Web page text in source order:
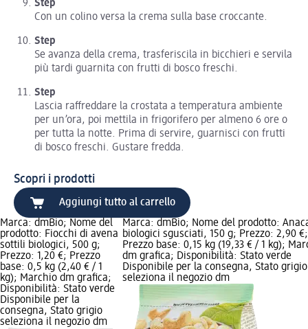
Step
Con un colino versa la crema sulla base croccante.
Step
Se avanza della crema, trasferiscila in bicchieri e servila
più tardi guarnita con frutti di bosco freschi.
Step
Lascia raffreddare la crostata a temperatura ambiente
per un’ora, poi mettila in frigorifero per almeno 6 ore o
per tutta la notte. Prima di servire, guarnisci con frutti
di bosco freschi. Gustare fredda.
Scopri i prodotti
Aggiungi tutto al carrello
Marca: dmBio; Nome del
prodotto: Fiocchi di avena
sottili biologici, 500 g;
Prezzo: 1,20 €; Prezzo
base: 0,5 kg (2,40 € / 1
kg); Marchio dm grafica;
Disponibilità: Stato verde
Disponibile per la
consegna, Stato grigio
seleziona il negozio dm
Marca: dmBio; Nome del prodotto:
biologici sgusciati, 150 g; Prezzo: 2,90 €;
Prezzo base: 0,15 kg (19,33 € / 1 kg);
dm grafica; Disponibilità: Stato verde
Disponibile per la consegna, Stato grigio
seleziona il negozio dm